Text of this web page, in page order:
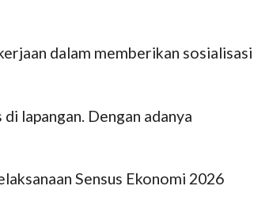
dalam memberikan sosialisasi
lapangan. Dengan adanya
Sensus Ekonomi 2026